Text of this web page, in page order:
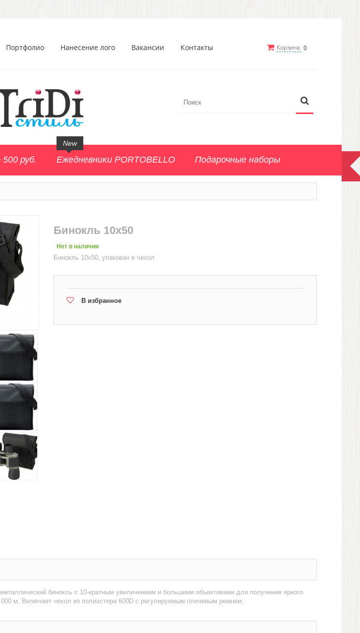
Корзина: 0
Портфолио Нанесение лого Вакансии Контакты
500 руб. Ежедневники PORTOBELLO
New
Подарочные наборы
Бинокль 10х50
Нет в наличии
Бинокль 10х50, упакован в чехол
В избранное
бинокль с 10-кратным увеличением и большими объективами для получения яркого
м. Включает чехол из полиэстера 600D с регулируемым плечевым ремнем.